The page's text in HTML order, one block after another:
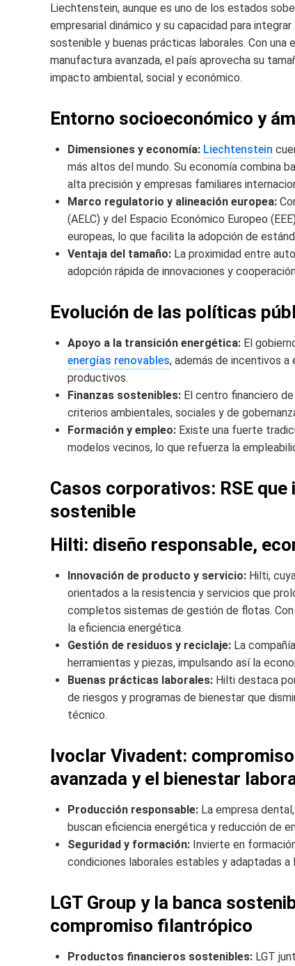
Liechtenstein, aunque es uno de los estados
empresarial dinámico y su capacidad para
sostenible y buenas prácticas laborales. Con
manufactura avanzada, el país aprovecha su
impacto ambiental, social y económico.
Entorno socioeconómico y
Dimensiones y economía: Liechtenstein
más altos del mundo. Su economía combina
alta precisión y empresas familiares
Marco regulatorio y alineación europea:
(AELC) y del Espacio Económico Europeo
europeas, lo que facilita la adopción de
Ventaja del tamaño: La proximidad entre
adopción rápida de innovaciones y
Evolución de las políticas
Apoyo a la transición energética: El
energías renovables, además de incentivos a
productivos.
Finanzas sostenibles: El centro financiero
criterios ambientales, sociales y de
Formación y empleo: Existe una fuerte
modelos vecinos, lo que refuerza la
Casos corporativos: RSE
sostenible
Hilti: diseño responsable,
Innovación de producto y servicio: Hilti,
orientados a la resistencia y servicios que
completos sistemas de gestión de flotas.
la eficiencia energética.
Gestión de residuos y reciclaje: La
herramientas y piezas, impulsando así la
Buenas prácticas laborales: Hilti destaca
de riesgos y programas de bienestar que
técnico.
Ivoclar Vivadent:
avanzada y el bienestar
Producción responsable: La empresa
buscan eficiencia energética y reducción de
Seguridad y formación: Invierte en
condiciones laborales estables y adaptadas
LGT Group y la banca
compromiso filantrópico
Productos financieros sostenibles: LGT